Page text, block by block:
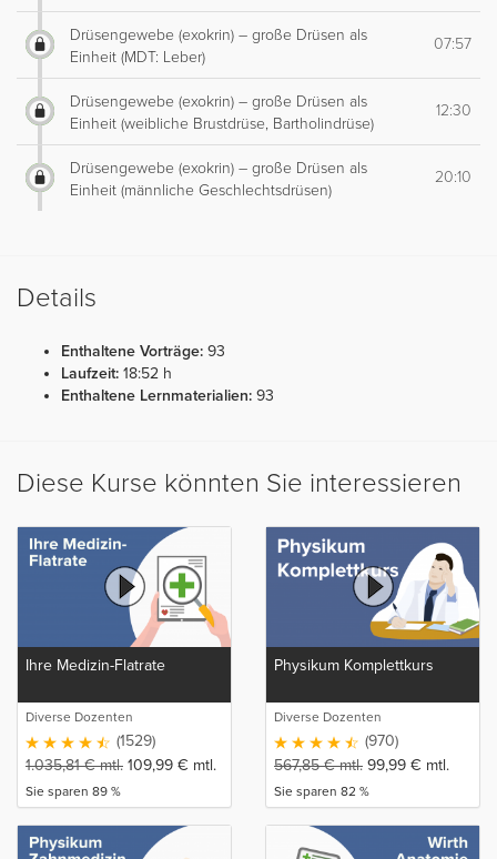
Drüsengewebe (exokrin) – große Drüsen als
Einheit (MDT: Leber)
07:57
Drüsengewebe (exokrin) – große Drüsen als
Einheit (weibliche Brustdrüse, Bartholindrüse)
12:30
Drüsengewebe (exokrin) – große Drüsen als
Einheit (männliche Geschlechtsdrüsen)
20:10
Details
Enthaltene Vorträge: 93
Laufzeit: 18:52 h
Enthaltene Lernmaterialien: 93
Diese Kurse könnten Sie interessieren
Ihre Medizin-Flatrate
Diverse Dozenten
(1529)
1.035,81€mtl. 109,99 € mtl.
Sie sparen 89 %
Physikum Komplettkurs
Diverse Dozenten
(970)
567,85€mtl. 99,99 € mtl.
Sie sparen 82 %